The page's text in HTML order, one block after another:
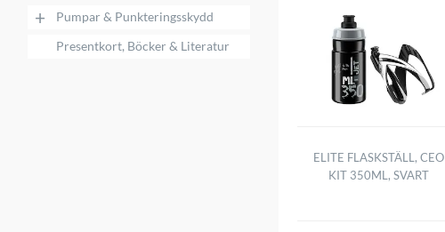
+ Pumpar & Punkteringsskydd
Presentkort, Böcker & Literatur
ELITE FLASKSTÄLL, CEO
KIT 350ML, SVART